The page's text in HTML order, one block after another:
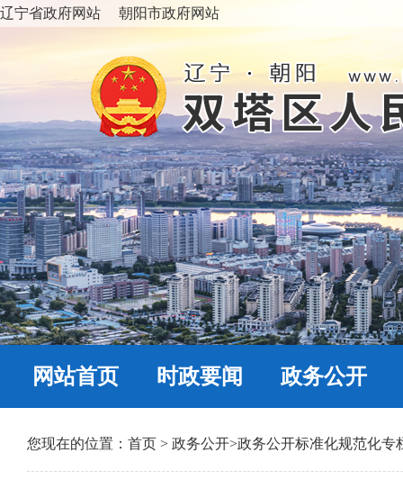
辽宁省政府网站 朝阳市政府网站
网站首页 时政要闻 政务公开
您现在的位置： 首页 > 政务公开>政务公开标准化规范化专